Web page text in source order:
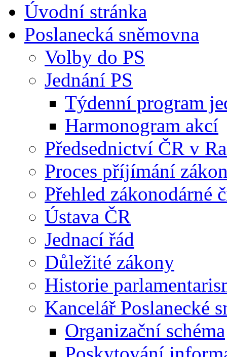
Úvodní stránka
Poslanecká sněmovna
Volby do PS
Jednání PS
Týdenní program
Harmonogram akcí
Předsednictví ČR v
Proces příjímání
Přehled zákonodárné
Ústava ČR
Jednací řád
Důležité zákony
Historie
Kancelář Poslanecké
Organizační schéma